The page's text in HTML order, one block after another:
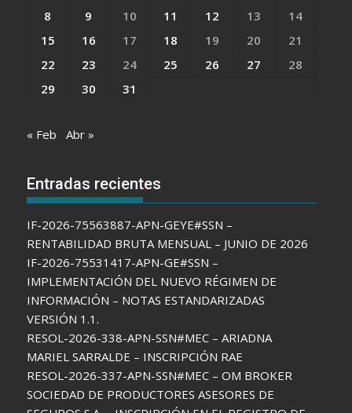
8
9 10 11 12 13
14
15
16 17 18 19 20
21
22
23 24 25 26 27
28
29
30 31
« Feb Abr »
Entradas recientes
IF-2026-75563887-APN-GEYE#SSN –
RENTABILIDAD BRUTA MENSUAL – JUNIO DE 2026
IF-2026-75531417-APN-GE#SSN –
IMPLEMENTACIÓN DEL NUEVO RÉGIMEN DE
INFORMACIÓN – NOTAS ESTANDARIZADAS
VERSIÓN 1.1.
RESOL-2026-338-APN-SSN#MEC – ARIADNA
MARIEL SARRALDE – INSCRIPCIÓN RAE
RESOL-2026-337-APN-SSN#MEC – OM BROKER
SOCIEDAD DE PRODUCTORES ASESORES DE